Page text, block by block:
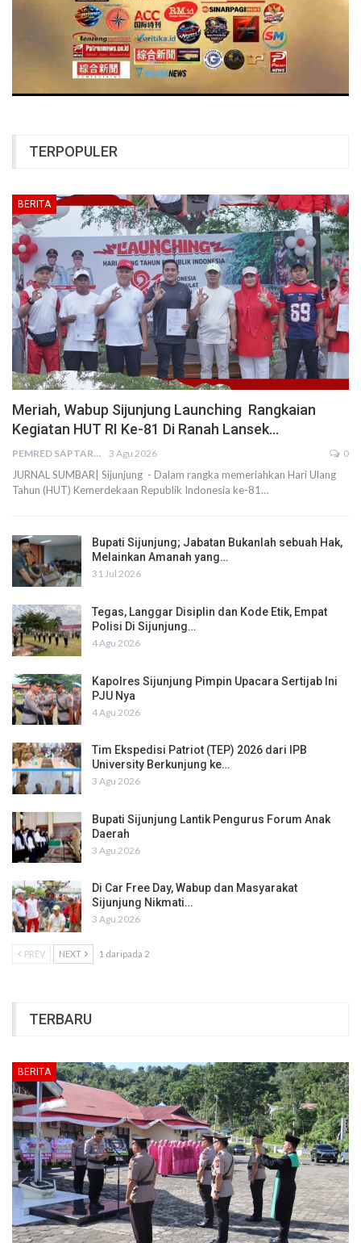
TERPOPULER
BERITA
Meriah, Wabup Sijunjung Launching Rangkaian
Kegiatan HUT RI Ke-81 Di Ranah Lansek…
PEMRED SAPTARIUS 3 Agu 2026 0
JURNAL SUMBAR| Sijunjung - Dalam rangka memeriahkan Hari Ulang
Tahun (HUT) Kemerdekaan Republik Indonesia ke-81…
Bupati Sijunjung; Jabatan Bukanlah sebuah Hak,
Melainkan Amanah yang…
31 Jul 2026
Tegas, Langgar Disiplin dan Kode Etik, Empat
Polisi Di Sijunjung…
4 Agu 2026
Kapolres Sijunjung Pimpin Upacara Sertijab Ini
PJU Nya
4 Agu 2026
Tim Ekspedisi Patriot (TEP) 2026 dari IPB
University Berkunjung ke…
3 Agu 2026
Bupati Sijunjung Lantik Pengurus Forum Anak
Daerah
3 Agu 2026
Di Car Free Day, Wabup dan Masyarakat
Sijunjung Nikmati…
3 Agu 2026
PREV NEXT 1 daripada 2
TERBARU
BERITA